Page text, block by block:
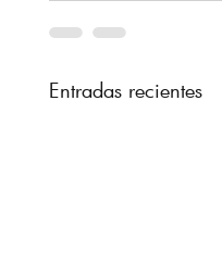
Entradas recientes